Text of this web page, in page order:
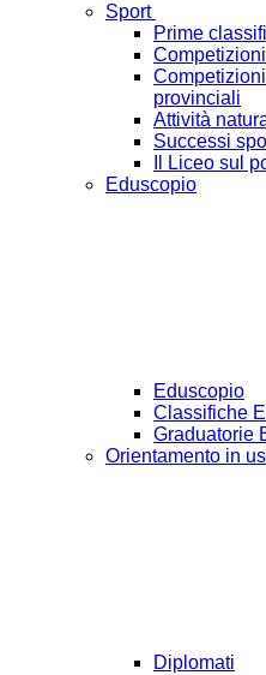
Sport
Prime
provinciali
Attività
Successi
Il Liceo sul
Eduscopio
Eduscopio
Classifiche
Graduatorie
Orientamento in
Diplomati